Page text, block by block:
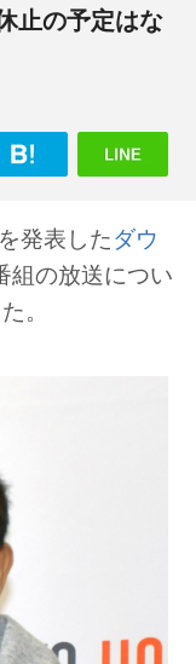
止の予定はな
発表したダウ
組の放送につい
。